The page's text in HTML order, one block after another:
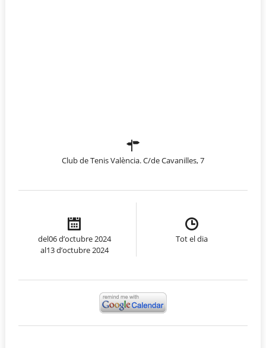
Club de Tenis València. C/de Cavanilles, 7
del06 d’octubre 2024
al13 d’octubre 2024
Tot el dia